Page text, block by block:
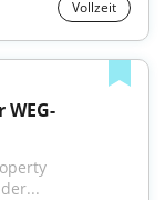
Vollzeit